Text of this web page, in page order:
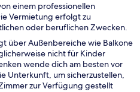
einem professionellen
Vermietung erfolgt zu
oder beruflichen Zwecken.
über Außenbereiche wie Balkone
nicht für Kinder
wende dich am besten vor
Unterkunft, um sicherzustellen,
zur Verfügung gestellt